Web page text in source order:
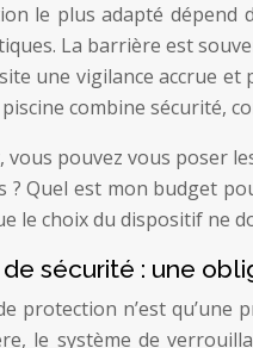
le plus adapté
La barrière est
une vigilance accrue
combine
vous pouvez vous poser
? Quel est mon budget
le choix du dispositif ne
de sécurité : une
protection n’est
le système de